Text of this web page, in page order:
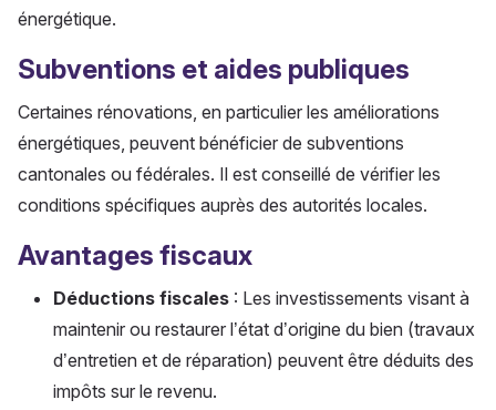
énergétique.
Subventions et aides publiques
Certaines rénovations, en particulier les améliorations
énergétiques, peuvent bénéficier de subventions
cantonales ou fédérales. Il est conseillé de vérifier les
conditions spécifiques auprès des autorités locales.
Avantages fiscaux
Déductions fiscales : Les investissements visant à
maintenir ou restaurer l’état d’origine du bien (travaux
d’entretien et de réparation) peuvent être déduits des
impôts sur le revenu.